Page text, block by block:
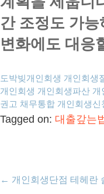
간 조정도 가
변화에도 대응
도박빚개인회생 개인회생
개인회생 개인회생파산 개
권고 채무통합 개인회생신
Tagged on: 대출갚는
← 개인회생단점 테헤란